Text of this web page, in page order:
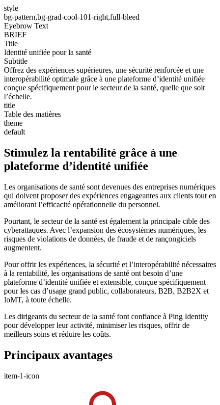
style
bg-pattern,bg-grad-cool-101-right,full-bleed
Eyebrow Text
BRIEF
Title
Identité unifiée pour la santé
Subtitle
Offrez des expériences supérieures, une sécurité renforcée et une
interopérabilité optimale grâce à une plateforme d’identité unifiée
conçue spécifiquement pour le secteur de la santé, quelle que soit
l’échelle.
title
Table des matières
theme
default
Stimulez la rentabilité grâce à une
plateforme d’identité unifiée
Les organisations de santé sont devenues des entreprises numériques
qui doivent proposer des expériences engageantes aux clients tout en
améliorant l’efficacité opérationnelle du personnel.
Pourtant, le secteur de la santé est également la principale cible des
cyberattaques. Avec l’expansion des écosystèmes numériques, les
risques de violations de données, de fraude et de rançongiciels
augmentent.
Pour offrir les expériences, la sécurité et l’interopérabilité nécessaires
à la rentabilité, les organisations de santé ont besoin d’une
plateforme d’identité unifiée et extensible, conçue spécifiquement
pour les cas d’usage grand public, collaborateurs, B2B, B2B2X et
IoMT, à toute échelle.
Les dirigeants du secteur de la santé font confiance à Ping Identity
pour développer leur activité, minimiser les risques, offrir de
meilleurs soins et réduire les coûts.
Principaux avantages
item-1-icon